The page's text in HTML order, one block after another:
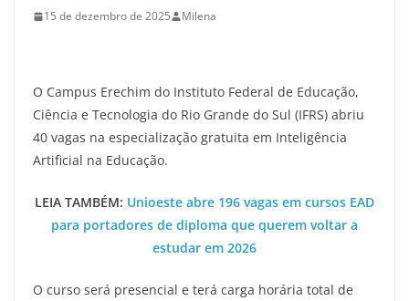
15 de dezembro de 2025 Milena
O Campus Erechim do Instituto Federal de Educação,
Ciência e Tecnologia do Rio Grande do Sul (IFRS) abriu
40 vagas na especialização gratuita em Inteligência
Artificial na Educação.
LEIA TAMBÉM: Unioeste abre 196 vagas em cursos EAD
para portadores de diploma que querem voltar a
estudar em 2026
O curso será presencial e terá carga horária total de